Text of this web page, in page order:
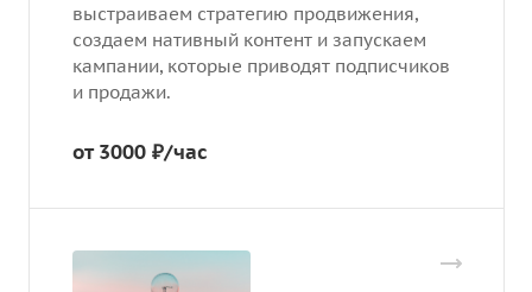
выстраиваем стратегию продвижения,
создаем нативный контент и запускаем
кампании, которые приводят подписчиков
и продажи.
от 3000 ₽/час